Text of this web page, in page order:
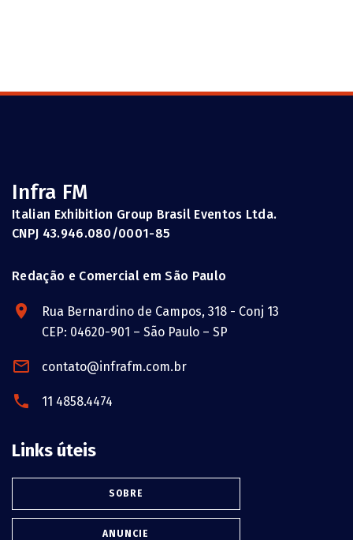
Infra FM
Italian Exhibition Group Brasil Eventos Ltda.
CNPJ 43.946.080/0001-85
Redação e Comercial em São Paulo
Rua Bernardino de Campos, 318 - Conj 13
CEP: 04620-901 – São Paulo – SP
contato@infrafm.com.br
11 4858.4474
Links úteis
SOBRE
ANUNCIE